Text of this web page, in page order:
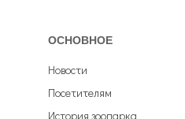
ОСНОВНОЕ
Новости
Посетителям
История зоопарка